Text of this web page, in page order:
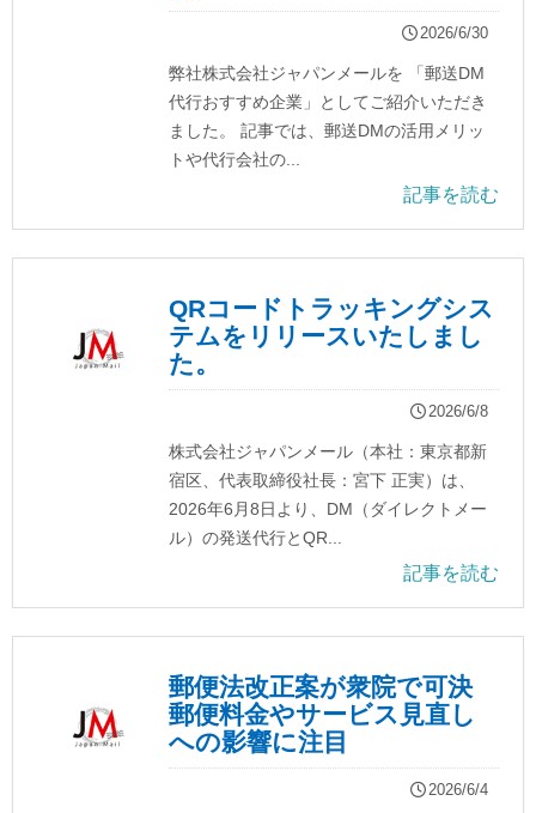
2026/6/30
弊社株式会社ジャパンメールを 「郵送DM
代行おすすめ企業」としてご紹介いただき
ました。 記事では、郵送DMの活用メリッ
トや代行会社の...
記事を読む
QRコードトラッキングシス
テムをリリースいたしまし
た。
2026/6/8
株式会社ジャパンメール（本社：東京都新
宿区、代表取締役社長：宮下 正実）は、
2026年6月8日より、DM（ダイレクトメー
ル）の発送代行とQR...
記事を読む
郵便法改正案が衆院で可決
郵便料金やサービス見直し
への影響に注目
2026/6/4